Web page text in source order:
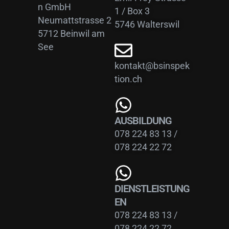
n GmbH
Neumattstrasse 2
5712 Beinwil am
See
1 / Box 3
5746 Walterswil
kontakt@bsinspek
tion.ch
AUSBILDUNG
078 224 83 13 /
078 224 22 72
DIENSTLEISTUNG
EN
078 224 83 13 /